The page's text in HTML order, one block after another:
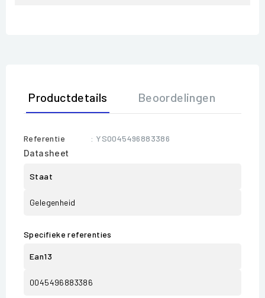
Productdetails Beoordelingen
Referentie
: YS0045496883386
Datasheet
Staat
Gelegenheid
Specifieke referenties
Ean13
0045496883386